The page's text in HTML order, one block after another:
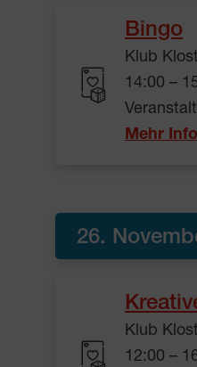
Bingo
Klub
14:00 –
Mehr
26.
Klub
12:00 –